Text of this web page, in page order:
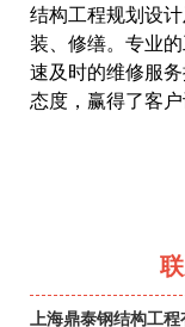
结构工程规划设
装、修缮。专业
速及时的维修服
态度，赢得了客户
上海鼎泰钢结构工程